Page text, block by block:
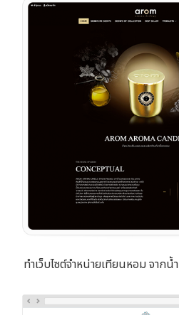
ทำเว็บไซต์จำหน่ายเทียนหอม จาก